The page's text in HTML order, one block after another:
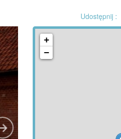
Udostępnij :
+
−